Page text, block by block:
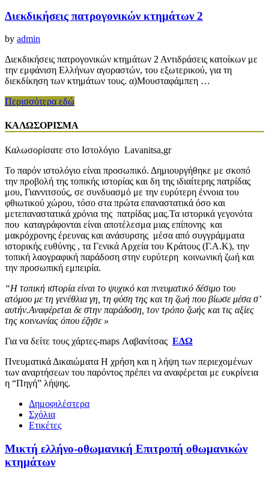
Διεκδικήσεις πατρογονικών κτημάτων 2
by admin
Διεκδικήσεις πατρογονικών κτημάτων 2 Αντιδράσεις κατοίκων με
την εμφάνιση Ελλήνων αγοραστών, του εξωτερικού, για τη
διεκδίκηση των κτημάτων τους. α)Μουσταφάμπεη …
Διεκδικήσεις
κτημάτων
2
Περισσότερα εδώ
ΚΑΛΩΣΟΡΙΣΜΑ
Καλωσορίσατε στο Ιστολόγιο Lavanitsa,gr
Το παρόν ιστολόγιο είναι προσωπικό. Δημιουργήθηκε με σκοπό
την προβολή της τοπικής ιστορίας και δη της ιδιαίτερης πατρίδας
μου, Γιαννιτσούς, σε συνδυασμό με την ευρύτερη έννοια του
φθιωτικού χώρου, τόσο στα πρώτα επαναστατικά όσο και
μετεπαναστατικά χρόνια της πατρίδας μας.Τα ιστορικά γεγονότα
που καταγράφονται είναι αποτέλεσμα μιας επίπονης και
μακρόχρονης έρευνας και ανάσυρσης μέσα από συγγράμματα
ιστορικής ευθύνης , τα Γενικά Αρχεία του Κράτους (Γ.Α.Κ), την
τοπική λαογραφική παράδοση στην ευρύτερη κοινωνική ζωή και
την προσωπική εμπειρία.
“Η τοπική ιστορία είναι το ψυχικό και πνευματικό δέσιμο του
ατόμου με τη γενέθλια γη, τη φύση της και τη ζωή που βίωσε μέσα σ’
αυτήν.Αναφέρεται δε στην παράδοση, τον τρόπο ζωής και τις αξίες
της κοινωνίας όπου έζησε »
Για να δείτε τους χάρτες-maps Λαβανίτσας ΕΔΩ
Πνευματικά Δικαιώματα Η χρήση και η λήψη των περιεχομένων
των αναρτήσεων του παρόντος πρέπει να αναφέρεται με ευκρίνεια
η “Πηγή” λήψης.
Δημοφιλέστερα
Σχόλια
Ετικέτες
Μικτή ελλήνο-οθωμανική Επιτροπή οθωμανικών
κτημάτων